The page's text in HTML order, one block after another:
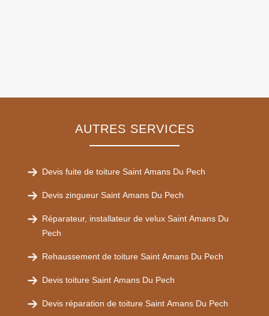
AUTRES SERVICES
Devis fuite de toiture Saint Amans Du Pech
Devis zingueur Saint Amans Du Pech
Réparateur, installateur de velux Saint Amans Du
Pech
Rehaussement de toiture Saint Amans Du Pech
Devis toiture Saint Amans Du Pech
Devis réparation de toiture Saint Amans Du Pech